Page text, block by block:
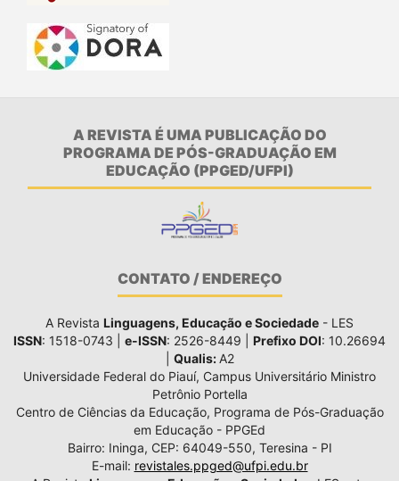
A REVISTA É UMA PUBLICAÇÃO DO
PROGRAMA DE PÓS-GRADUAÇÃO EM
EDUCAÇÃO (PPGED/UFPI)
CONTATO / ENDEREÇO
A Revista Linguagens, Educação e Sociedade - LES
ISSN: 1518-0743 | e-ISSN: 2526-8449 | Prefixo DOI: 10.26694
Qualis: A2
Universidade Federal do Piauí, Campus Universitário Ministro
Petrônio Portella
Centro de Ciências da Educação, Programa de Pós-Graduação
em Educação - PPGEd
Bairro: Ininga, CEP: 64049-550, Teresina - PI
E-mail: revistales.ppged@ufpi.edu.br